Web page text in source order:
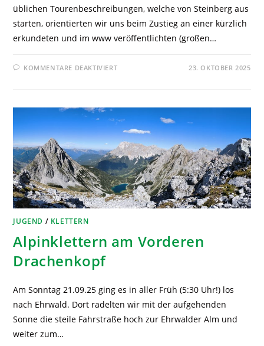
üblichen Tourenbeschreibungen, welche von Steinberg aus
starten, orientierten wir uns beim Zustieg an einer kürzlich
erkundeten und im www veröffentlichten (großen…
KOMMENTARE DEAKTIVIERT 23. OKTOBER 2025
JUGEND / KLETTERN
Alpinklettern am Vorderen
Drachenkopf
Am Sonntag 21.09.25 ging es in aller Früh (5:30 Uhr!) los
nach Ehrwald. Dort radelten wir mit der aufgehenden
Sonne die steile Fahrstraße hoch zur Ehrwalder Alm und
weiter zum…